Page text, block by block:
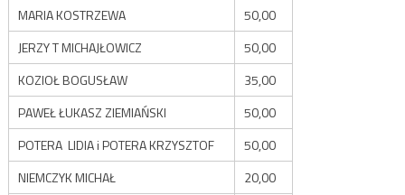
MARIA KOSTRZEWA
50,00
JERZY T MICHAJŁOWICZ
50,00
KOZIOŁ BOGUSŁAW
35,00
PAWEŁ ŁUKASZ ZIEMIAŃSKI
50,00
POTERA LIDIA i POTERA KRZYSZTOF
50,00
NIEMCZYK MICHAŁ
20,00